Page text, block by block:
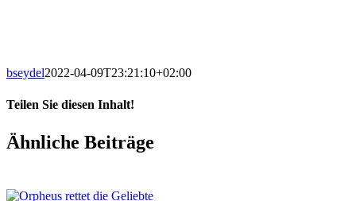
bseydel2022-04-09T23:21:10+02:00
Teilen Sie diesen Inhalt!
Facebook
X
LinkedIn
E-
Mail
Ähnliche Beiträge